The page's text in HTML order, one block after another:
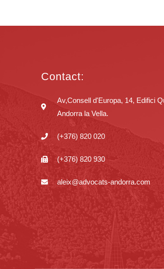
Contact:
Av,Consell d'Europa, 14, Edifici
Andorra la Vella.
(+376) 820 020
(+376) 820 930
aleix@advocats-andorra.com